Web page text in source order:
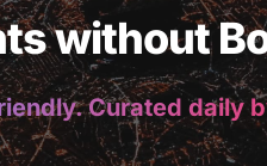
without
Curated daily